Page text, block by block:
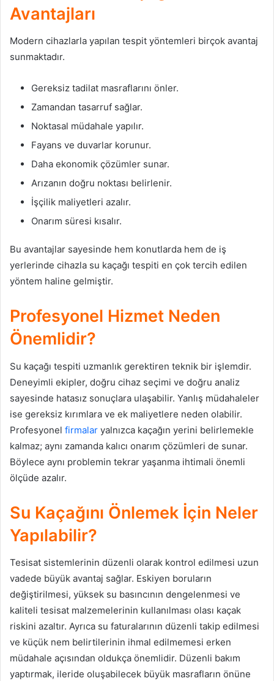
Avantajları
Modern cihazlarla yapılan tespit yöntemleri birçok avantaj
sunmaktadır.
Gereksiz tadilat masraflarını önler.
Zamandan tasarruf sağlar.
Noktasal müdahale yapılır.
Fayans ve duvarlar korunur.
Daha ekonomik çözümler sunar.
Arızanın doğru noktası belirlenir.
İşçilik maliyetleri azalır.
Onarım süresi kısalır.
Bu avantajlar sayesinde hem konutlarda hem de iş
yerlerinde cihazla su kaçağı tespiti en çok tercih edilen
yöntem haline gelmiştir.
Profesyonel Hizmet Neden
Önemlidir?
Su kaçağı tespiti uzmanlık gerektiren teknik bir işlemdir.
Deneyimli ekipler, doğru cihaz seçimi ve doğru analiz
sayesinde hatasız sonuçlara ulaşabilir. Yanlış müdahaleler
ise gereksiz kırımlara ve ek maliyetlere neden olabilir.
Profesyonel firmalar yalnızca kaçağın yerini belirlemekle
kalmaz; aynı zamanda kalıcı onarım çözümleri de sunar.
Böylece aynı problemin tekrar yaşanma ihtimali önemli
ölçüde azalır.
Su Kaçağını Önlemek İçin Neler
Yapılabilir?
Tesisat sistemlerinin düzenli olarak kontrol edilmesi uzun
vadede büyük avantaj sağlar. Eskiyen boruların
değiştirilmesi, yüksek su basıncının dengelenmesi ve
kaliteli tesisat malzemelerinin kullanılması olası kaçak
riskini azaltır. Ayrıca su faturalarının düzenli takip edilmesi
ve küçük nem belirtilerinin ihmal edilmemesi erken
müdahale açısından oldukça önemlidir. Düzenli bakım
yaptırmak, ileride oluşabilecek büyük masrafların önüne